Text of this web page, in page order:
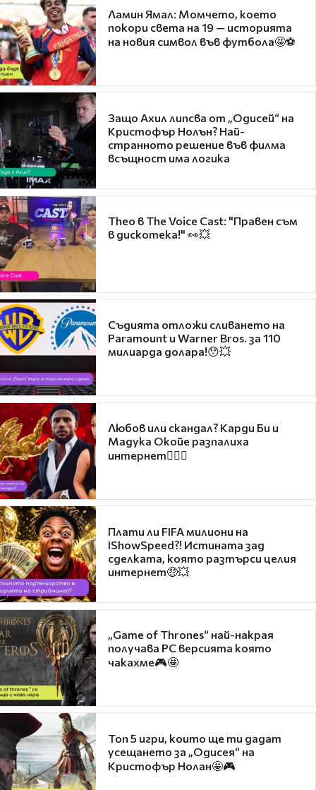
Ламин Ямал: Момчето, което
покори света на 19 — историята
на новия символ във футбола🤩⚽
Защо Ахил липсва от „Одисей“ на
Кристофър Нолън? Най-
странното решение във филма
всъщност има логика
Theo в The Voice Cast: "Правен съм
в дискотека!" 👀💥
Съдията отложи сливането на
Paramount и Warner Bros. за 110
милиарда долара!😯💥
Любов или скандал? Карди Би и
Мадука Окойе разпалиха
интернет❤️‍🔥🔥
Плати ли FIFA милиони на
IShowSpeed?! Истината зад
сделката, която разтърси целия
интернет🤑💥
„Game of Thrones“ най-накрая
получава PC версията която
чакахме🎮🤩
Топ 5 игри, които ще ти дадат
усещането за „Одисея“ на
Кристофър Нолан🤩🎮